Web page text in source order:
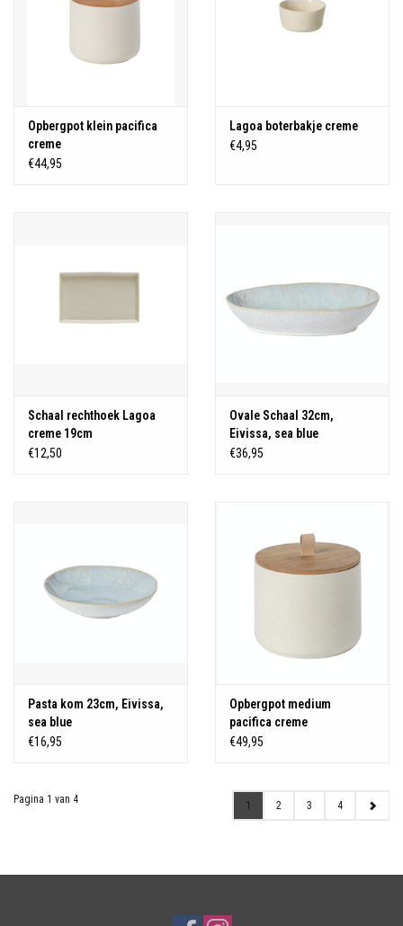
Opbergpot klein pacifica
creme
€44,95
Lagoa boterbakje creme
€4,95
Schaal rechthoek Lagoa
creme 19cm
€12,50
Ovale Schaal 32cm,
Eivissa, sea blue
€36,95
Pasta kom 23cm, Eivissa,
sea blue
€16,95
Opbergpot medium
pacifica creme
€49,95
Pagina 1 van 4 1 2 3 4